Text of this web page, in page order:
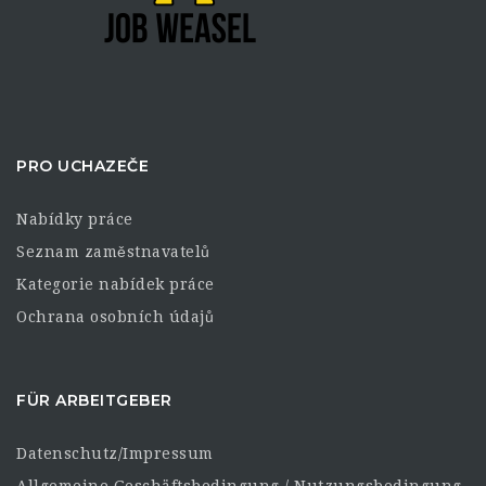
PRO UCHAZEČE
Nabídky práce
Seznam zaměstnavatelů
Kategorie nabídek práce
Ochrana osobních údajů
FÜR ARBEITGEBER
Datenschutz/Impressum